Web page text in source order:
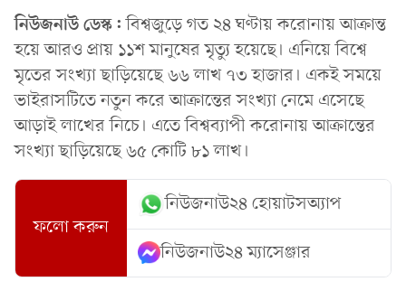
নিউজনাউ ডেস্ক:বিশ্বজুড়ে গত ২৪ ঘণ্টায় করোনায় আক্রান্ত
হয়ে আরও প্রায় ১১শ মানুষের মৃত্যু হয়েছে। এনিয়ে বিশ্বে
মৃতের সংখ্যা ছাড়িয়েছে ৬৬ লাখ ৭৩ হাজার। একই সময়ে
ভাইরাসটিতে নতুন করে আক্রান্তের সংখ্যা নেমে এসেছে
আড়াই লাখের নিচে। এতে বিশ্বব্যাপী করোনায় আক্রান্তের
সংখ্যা ছাড়িয়েছে ৬৫ কোটি ৮১ লাখ।
ফলো করুন
নিউজনাউ২৪ হোয়াটসঅ্যাপ
নিউজনাউ২৪ ম্যাসেঞ্জার